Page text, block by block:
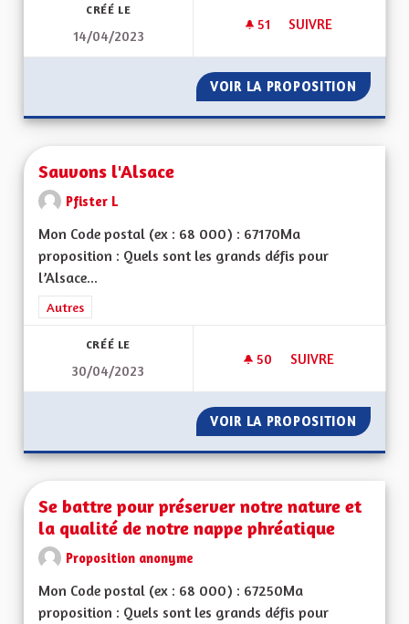
CRÉÉ LE
14/04/2023
51 51 ABONNÉS
SUIVRE
VOIR LA PROPOSITION
Sauvons l'Alsace
Pfister L
Mon Code postal (ex : 68 000) : 67170Ma
proposition : Quels sont les grands défis pour
l’Alsace...
Filtrer les résultats de la catégorie : Autres
Autres
CRÉÉ LE
30/04/2023
50 50 ABONNÉS
SUIVRE
VOIR LA PROPOSITION
Se battre pour préserver notre nature et
la qualité de notre nappe phréatique
Proposition anonyme
Mon Code postal (ex : 68 000) : 67250Ma
proposition : Quels sont les grands défis pour